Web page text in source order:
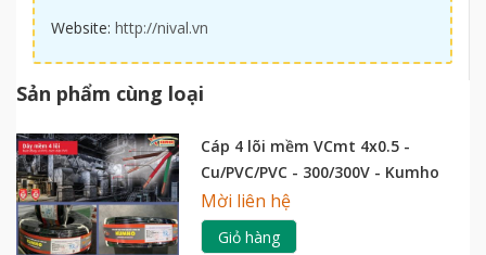
Website: http://nival.vn
Sản phẩm cùng loại
Cáp 4 lõi mềm VCmt 4x0.5 -
Cu/PVC/PVC - 300/300V - Kumho
Mời liên hệ
Giỏ hàng